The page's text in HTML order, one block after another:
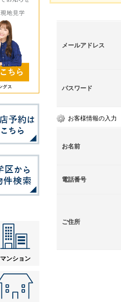
メールアドレス
パスワード
お客様情報の入力
お名前
電話番号
ご住所
マンション